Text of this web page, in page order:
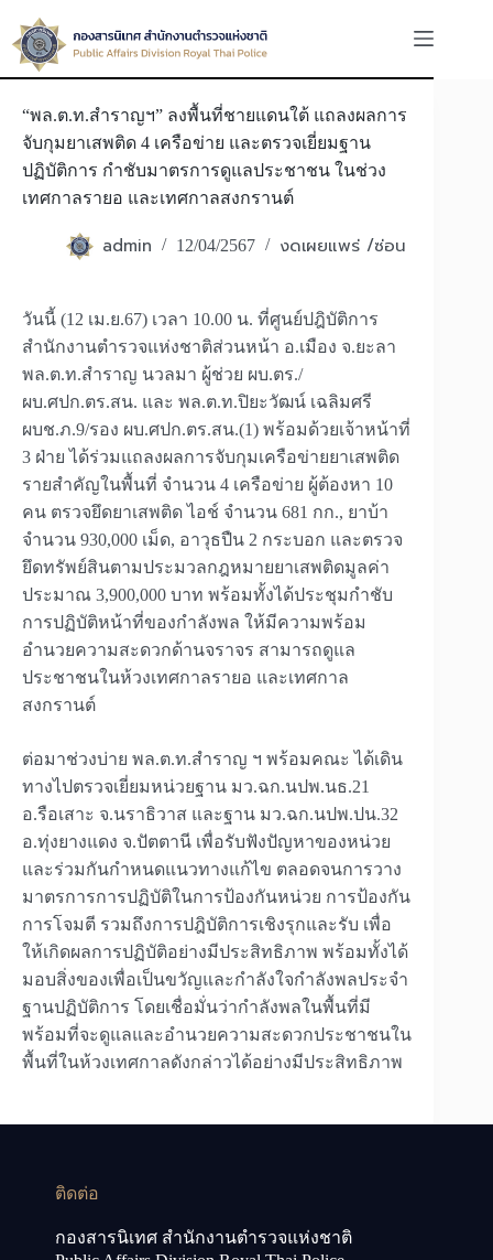
to
content
“พล.ต.ท.สำราญฯ” ลงพื้นที่ชายแดนใต้ แถลงผลการ
จับกุมยาเสพติด 4 เครือข่าย และตรวจเยี่ยมฐาน
ปฏิบัติการ กำชับมาตรการดูแลประชาชน ในช่วง
เทศกาลรายอ และเทศกาลสงกรานต์
admin 12/04/2567 งดเผยแพร่ /ซ่อน
วันนี้ (12 เม.ย.67) เวลา 10.00 น. ที่ศูนย์ปฎิบัติการ
สำนักงานตำรวจแห่งชาติส่วนหน้า อ.เมือง จ.ยะลา
พล.ต.ท.สำราญ นวลมา ผู้ช่วย ผบ.ตร./
ผบ.ศปก.ตร.สน. และ พล.ต.ท.ปิยะวัฒน์ เฉลิมศรี
ผบช.ภ.9/รอง ผบ.ศปก.ตร.สน.(1) พร้อมด้วยเจ้าหน้าที่
3 ฝ่าย ได้ร่วมแถลงผลการจับกุมเครือข่ายยาเสพติด
รายสำคัญในพื้นที่ จำนวน 4 เครือข่าย ผู้ต้องหา 10
คน ตรวจยึดยาเสพติด ไอช์ จำนวน 681 กก., ยาบ้า
จำนวน 930,000 เม็ด, อาวุธปืน 2 กระบอก และตรวจ
ยึดทรัพย์สินตามประมวลกฎหมายยาเสพติดมูลค่า
ประมาณ 3,900,000 บาท พร้อมทั้งได้ประชุมกำชับ
การปฏิบัติหน้าที่ของกำลังพล ให้มีความพร้อม
อำนวยความสะดวกด้านจราจร สามารถดูแล
ประชาชนในห้วงเทศกาลรายอ และเทศกาล
สงกรานต์
ต่อมาช่วงบ่าย พล.ต.ท.สำราญ ฯ พร้อมคณะ ได้เดิน
ทางไปตรวจเยี่ยมหน่วยฐาน มว.ฉก.นปพ.นธ.21
อ.รือเสาะ จ.นราธิวาส และฐาน มว.ฉก.นปพ.ปน.32
อ.ทุ่งยางแดง จ.ปัตตานี เพื่อรับฟังปัญหาของหน่วย
และร่วมกันกำหนดแนวทางแก้ไข ตลอดจนการวาง
มาตรการการปฏิบัติในการป้องกันหน่วย การป้องกัน
การโจมตี รวมถึงการปฎิบัติการเชิงรุกและรับ เพื่อ
ให้เกิดผลการปฏิบัติอย่างมีประสิทธิภาพ พร้อมทั้งได้
มอบสิ่งของเพื่อเป็นขวัญและกำลังใจกำลังพลประจำ
ฐานปฏิบัติการ โดยเชื่อมั่นว่ากำลังพลในพื้นที่มี
พร้อมที่จะดูแลและอำนวยความสะดวกประชาชนใน
พื้นที่ในห้วงเทศกาลดังกล่าวได้อย่างมีประสิทธิภาพ
ติดต่อ
กองสารนิเทศ สำนักงานตำรวจแห่งชาติ